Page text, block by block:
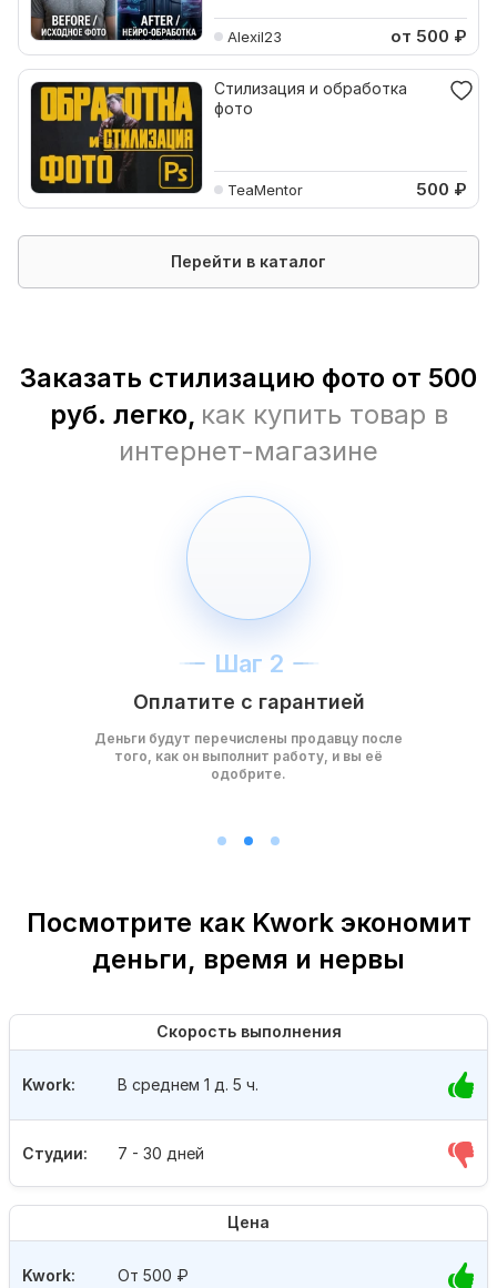
Alexil23 от 500 ₽
Стилизация и обработка
фото
TeaMentor 500 ₽
Перейти в каталог
Заказать стилизацию фото от 500
руб. легко, как купить товар в
интернет-магазине
Шаг 2
Оплатите с гарантией
Деньги будут перечислены продавцу после
того, как он выполнит работу, и вы её
одобрите.
Посмотрите как Kwork экономит
деньги, время и нервы
Скорость выполнения
Студии: 7 - 30 дней
Kwork: В среднем 1 д. 5 ч.
Цена
Kwork: От 500 ₽